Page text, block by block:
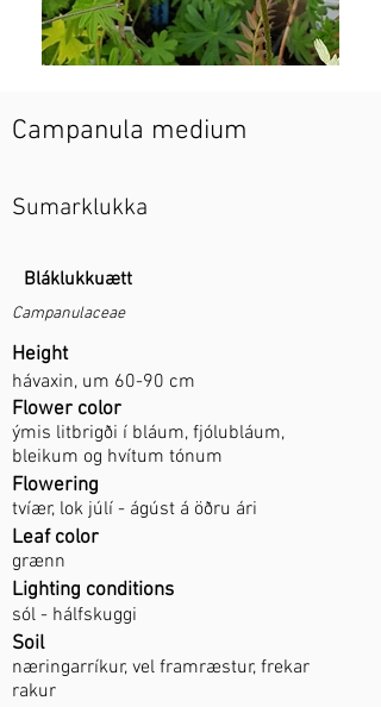
Campanula medium
Sumarklukka
Bláklukkuætt
Campanulaceae
Height
hávaxin, um 60-90 cm
Flower color
ýmis litbrigði í bláum, fjólubláum,
bleikum og hvítum tónum
Flowering
tvíær, lok júlí - ágúst á öðru ári
Leaf color
grænn
Lighting conditions
sól - hálfskuggi
Soil
næringarríkur, vel framræstur, frekar
rakur